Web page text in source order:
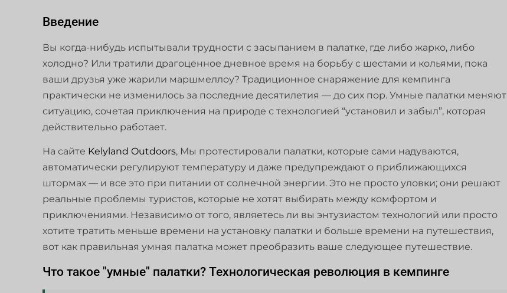
Введение
Вы когда-нибудь испытывали трудности с засыпанием в палатке, где либо жарко, либо
холодно? Или тратили драгоценное дневное время на борьбу с шестами и кольями, пока
ваши друзья уже жарили маршмеллоу? Традиционное снаряжение для кемпинга
практически не изменилось за последние десятилетия — до сих пор. Умные палатки меняют
ситуацию, сочетая приключения на природе с технологией “установил и забыл”, которая
действительно работает.
На сайте Kelyland Outdoors, Мы протестировали палатки, которые сами надуваются,
автоматически регулируют температуру и даже предупреждают о приближающихся
штормах — и все это при питании от солнечной энергии. Это не просто уловки; они решают
реальные проблемы туристов, которые не хотят выбирать между комфортом и
приключениями. Независимо от того, являетесь ли вы энтузиастом технологий или просто
хотите тратить меньше времени на установку палатки и больше времени на путешествия,
вот как правильная умная палатка может преобразить ваше следующее путешествие.
Что такое "умные" палатки? Технологическая революция в кемпинге